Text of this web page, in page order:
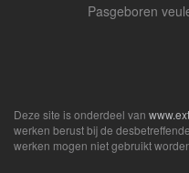
Pasgeboren
Deze site is onderdeel van
werken berust bij de
werken mogen niet gebruikt